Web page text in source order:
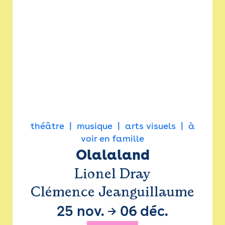
théâtre musique arts visuels
à
voir en famille
Olalaland
Lionel Dray
Clémence Jeanguillaume
25 nov. → 06 déc.